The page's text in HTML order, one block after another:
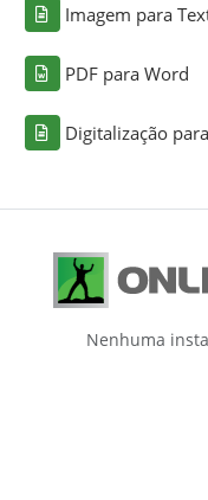
Imagem para
PDF para Word
Digitalização
Nenhuma